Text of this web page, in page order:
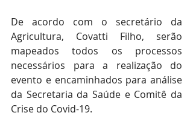
De acordo com o secretário da
Agricultura, Covatti Filho, serão
mapeados todos os processos
necessários para a realização do
evento e encaminhados para análise
da Secretaria da Saúde e Comitê da
Crise do Covid-19.